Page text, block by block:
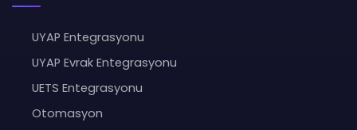
UYAP Entegrasyonu
UYAP Evrak Entegrasyonu
UETS Entegrasyonu
Otomasyon